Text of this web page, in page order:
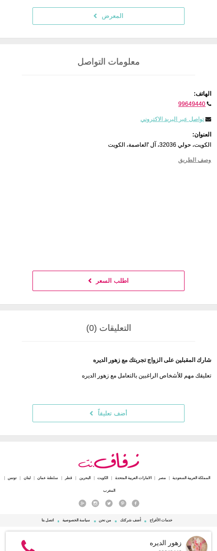
المعرض
معلومات التواصل
الهاتف:
99649440
تواصل عبر البريد الاكتروني
العنوان:
الكويت، حولي 32036، آل 'العاصمة، الكويت
وصف الطريق
اطلب السعر
التعليقات (0)
شارك المقبلين على الزواج تجربتك مع زهور الديره
تعليقك مهم للأشخاص الراغبين بالتعامل مع زهور الديره
أضف تعليقاً
زهور الديره
المملكة العربية السعودية مصر الامارات العربية المتحدة الكويت البحرين قطر سلطنة عمان لبنان تونس
المغرب
خدمات الأفراح أضف شركتك من نحن سياسة الخصوصية اتصل بنا